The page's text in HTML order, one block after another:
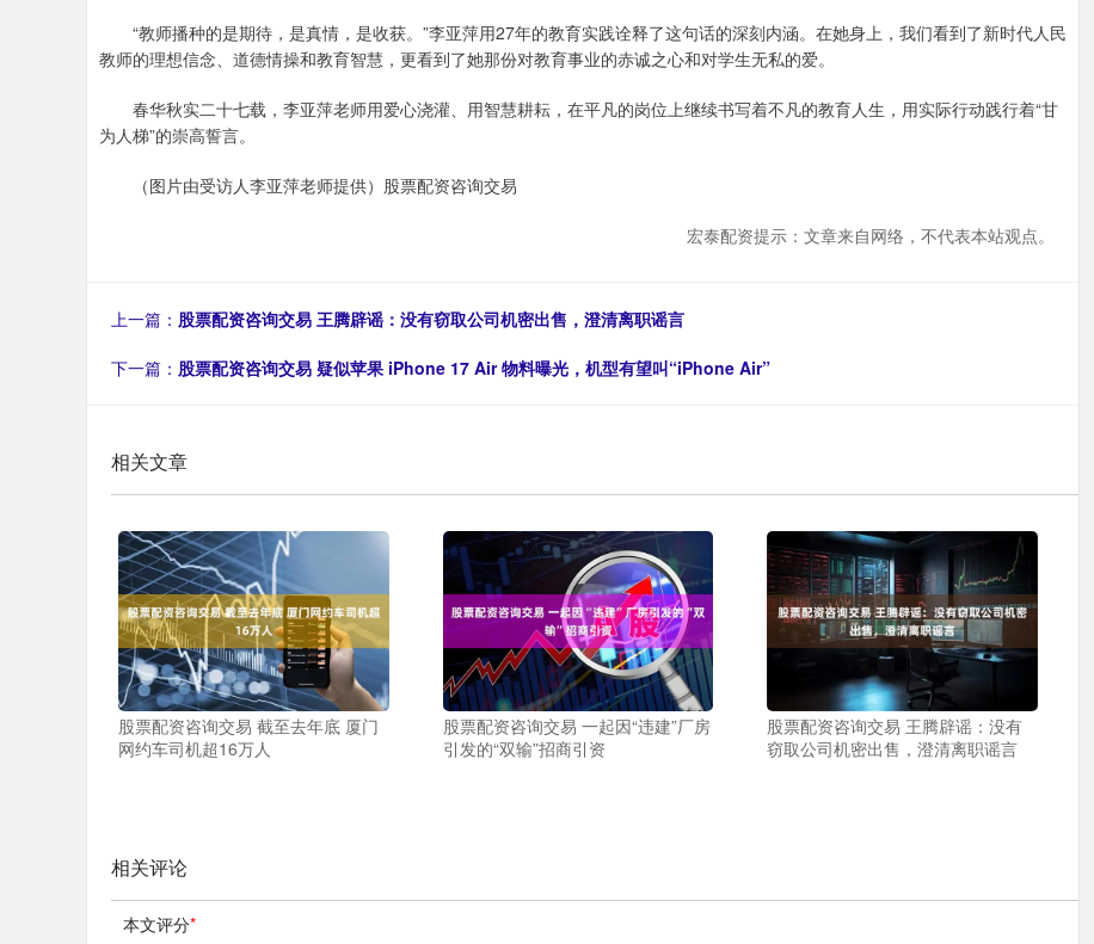
“教师播种的是期待，是真情，是收获。”李亚萍用27年的教育实践诠释了这句话的深刻内涵。在她身上，我们看到了新时代人民
教师的理想信念、道德情操和教育智慧，更看到了她那份对教育事业的赤诚之心和对学生无私的爱。
春华秋实二十七载，李亚萍老师用爱心浇灌、用智慧耕耘，在平凡的岗位上继续书写着不凡的教育人生，用实际行动践行着“甘
为人梯”的崇高誓言。
（图片由受访人李亚萍老师提供）股票配资咨询交易
宏泰配资提示：文章来自网络，不代表本站观点。
上一篇： 股票配资咨询交易 王腾辟谣：没有窃取公司机密出售，澄清离职谣言
下一篇： 股票配资咨询交易 疑似苹果 iPhone 17 Air 物料曝光，机型有望叫“iPhone Air”
相关文章
股票配资咨询交易 截至去年底 厦门
网约车司机超16万人
股票配资咨询交易 一起因“违建”厂房
引发的“双输”招商引资
股票配资咨询交易 王腾辟谣：没有
窃取公司机密出售，澄清离职谣言
相关评论
本文评分*